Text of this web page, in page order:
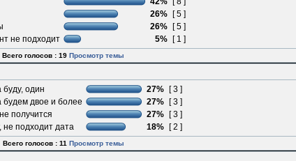
26%
[ 5 ]
26%
[ 5 ]
не подходит
5% [ 1 ]
Всего голосов : 19 Просмотр темы
буду, один
27%
[ 3 ]
будем двое и более
27%
[ 3 ]
получится
27%
[ 3 ]
не подходит дата
18% [ 2 ]
Всего голосов : 11 Просмотр темы